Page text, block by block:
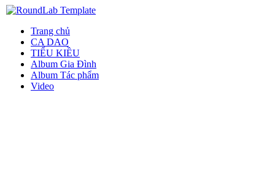
Trang chủ
CA DAO
TIỂU KIỀU
Album Gia Đình
Album Tác phẩm
Video